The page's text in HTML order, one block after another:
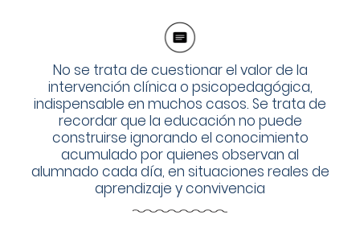
No se trata de cuestionar el valor de la
intervención clínica o psicopedagógica,
indispensable en muchos casos. Se trata de
recordar que la educación no puede
construirse ignorando el conocimiento
acumulado por quienes observan al
alumnado cada día, en situaciones reales de
aprendizaje y convivencia